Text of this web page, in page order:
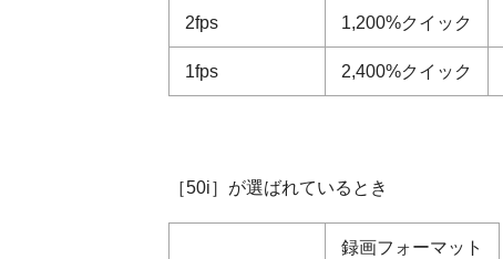
2fps 1,200%クイック
1fps 2,400%クイック
［50i］が選ばれているとき
録画フォーマット